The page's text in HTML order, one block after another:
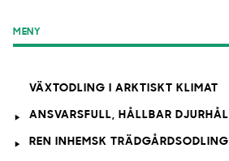
MENY
VÄXTODLING I ARKTISKT KLIMAT
ANSVARSFULL, HÅLLBAR
REN INHEMSK TRÄDGÅRDSODLING